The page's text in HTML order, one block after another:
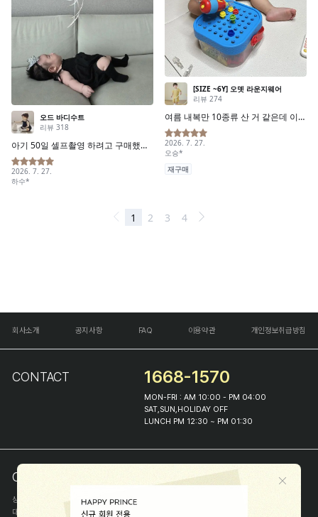
회사소개 공지사항 FAQ 이용약관 개인정보취급방침
CONTACT 1668-1570
MON-FRI : AM 10:00 - PM 04:00
SAT,SUN,HOLIDAY OFF
LUNCH PM 12:30 ~ PM 01:30
COMPANY INFO
상호
(주)해피프린스
대표
이화진